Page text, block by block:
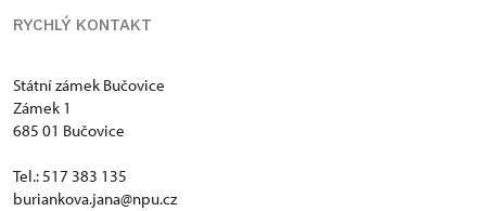
RYCHLÝ KONTAKT
Státní zámek Bučovice
Zámek 1
685 01 Bučovice
Tel.: 517 383 135
buriankova.jana@npu.cz